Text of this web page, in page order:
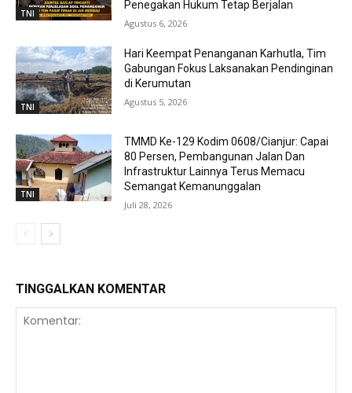
TNI
Penegakan Hukum Tetap Berjalan
Agustus 6, 2026
TNI
Hari Keempat Penanganan Karhutla, Tim
Gabungan Fokus Laksanakan Pendinginan
di Kerumutan
Agustus 5, 2026
TNI
TMMD Ke-129 Kodim 0608/Cianjur: Capai
80 Persen, Pembangunan Jalan Dan
Infrastruktur Lainnya Terus Memacu
Semangat Kemanunggalan
Juli 28, 2026
TINGGALKAN KOMENTAR